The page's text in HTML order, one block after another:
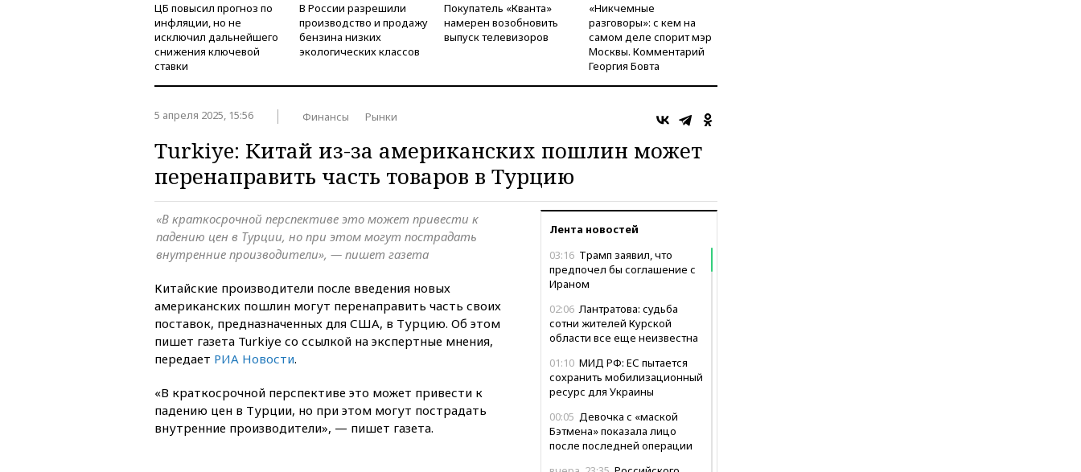
ЦБ повысил прогноз по
инфляции, но не
исключил дальнейшего
снижения ключевой
ставки
В России разрешили
производство и продажу
бензина низких
экологических классов
Покупатель «Кванта»
намерен возобновить
выпуск телевизоров
«Никчемные
разговоры»: с кем на
самом деле спорит мэр
Москвы. Комментарий
Георгия Бовта
5 апреля 2025, 15:56 Финансы Рынки
Turkiye: Китай из-за американских пошлин может
перенаправить часть товаров в Турцию
Лента новостей
03:16 Трамп заявил, что
предпочел бы соглашение с
Ираном
02:06 Лантратова: судьба
сотни жителей Курской
области все еще неизвестна
01:10 МИД РФ: ЕС пытается
сохранить мобилизационный
ресурс для Украины
00:05 Девочка с «маской
Бэтмена» показала лицо
после последней операции
«В краткосрочной перспективе это может привести к
падению цен в Турции, но при этом могут пострадать
внутренние производители», — пишет газета
Китайские производители после введения новых
американских пошлин могут перенаправить часть своих
поставок, предназначенных для США, в Турцию. Об этом
пишет газета Turkiye со ссылкой на экспертные мнения,
передает РИА Новости.
«В краткосрочной перспективе это может привести к
падению цен в Турции, но при этом могут пострадать
внутренние производители», — пишет газета.